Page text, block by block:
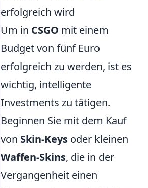
erfolgreich wird
Um in CSGO mit einem
Budget von fünf Euro
erfolgreich zu werden, ist es
wichtig, intelligente
Investments zu tätigen.
Beginnen Sie mit dem Kauf
von Skin-Keys oder kleinen
Waffen-Skins, die in der
Vergangenheit einen